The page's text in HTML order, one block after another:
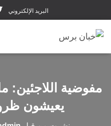
البريد الإلكتروني
مفوضية اللاجئين:
يعيشون